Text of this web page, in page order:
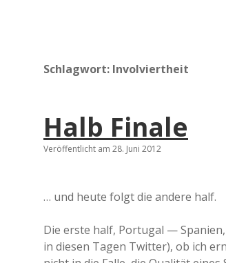
Schlagwort: Involviertheit
Halb Finale
Veröffentlicht am 28. Juni 2012
… und heute folgt die andere half.
Die erste half, Portugal —
in diesen Tagen Twitter), ob ich